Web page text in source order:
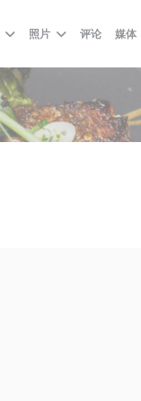
照片 评论 媒体